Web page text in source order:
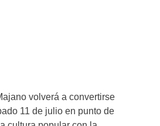
volverá a convertirse
11 de julio en punto de